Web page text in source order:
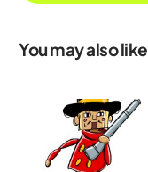
You may also like